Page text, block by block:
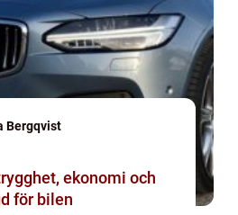
Bergqvist
för bilen